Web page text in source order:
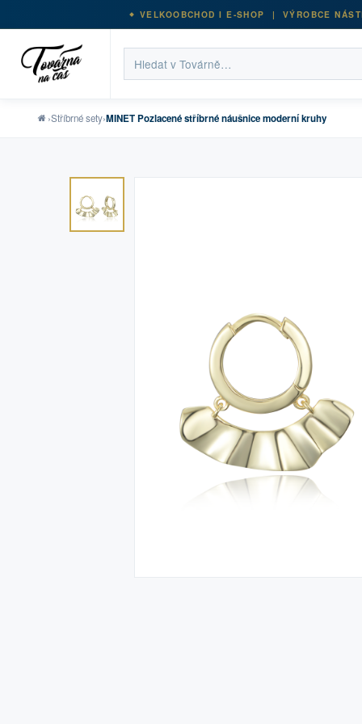
VELKOOBCHOD I E-SHOP | VÝROBCE
›Stříbrné sety›MINET Pozlacené stříbrné náušnice moderní kruhy